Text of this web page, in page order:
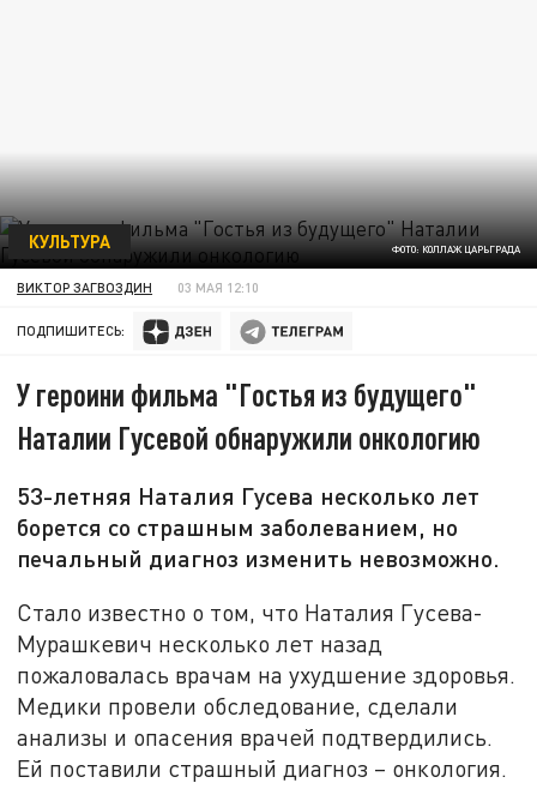
ФОТО: КОЛЛАЖ ЦАРЬГРАДА
КУЛЬТУРА
ВИКТОР ЗАГВОЗДИН 03 МАЯ 12:10
ПОДПИШИТЕСЬ:
У героини фильма "Гостья из будущего"
Наталии Гусевой обнаружили онкологию
53-летняя Наталия Гусева несколько лет
борется со страшным заболеванием, но
печальный диагноз изменить невозможно.
Стало известно о том, что Наталия Гусева-
Мурашкевич несколько лет назад
пожаловалась врачам на ухудшение здоровья.
Медики провели обследование, сделали
анализы и опасения врачей подтвердились.
Ей поставили страшный диагноз – онкология.